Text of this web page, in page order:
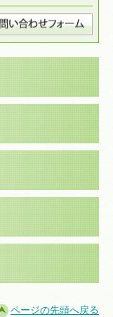
ページの先頭へ戻る